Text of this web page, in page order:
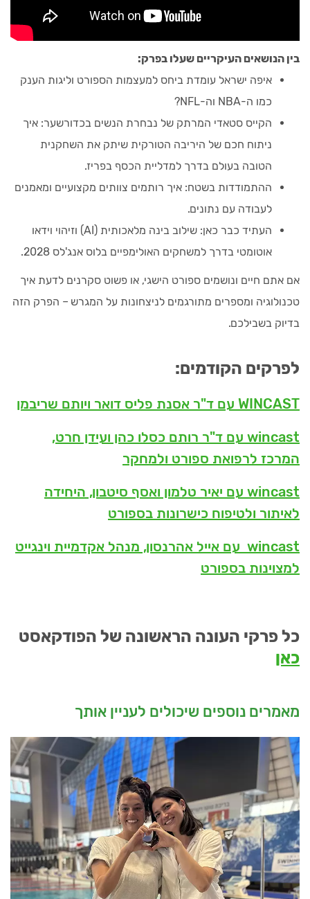
בין הנושאים העיקריים שעלו בפרק:
איפה ישראל עומדת ביחס למעצמות הספורט וליגות הענק
כמו ה-NBA וה-NFL?
הקייס סטאדי המרתק של נבחרת הנשים בכדורשער: איך
ניתוח חכם של היריבה הטורקית שיתק את השחקנית
הטובה בעולם בדרך למדליית הכסף בפריז.
ההתמודדות בשטח: איך רותמים צוותים מקצועיים ומאמנים
לעבודה עם נתונים.
העתיד כבר כאן: שילוב בינה מלאכותית (AI) וזיהוי וידאו
אוטומטי בדרך למשחקים האולימפיים בלוס אנג'לס 2028.
אם אתם חיים ונושמים ספורט הישגי, או פשוט סקרנים לדעת איך
טכנולוגיה ומספרים מתורגמים לניצחונות על המגרש – הפרק הזה
בדיוק בשבילכם.
לפרקים הקודמים:
WINCAST עם ד"ר אסנת פליס דואר ויותם שריבמן
wincast עם ד"ר רותם כסלו כהן ועידן חרט,
המרכז לרפואת ספורט ולמחקר
wincast עם יאיר טלמון ואסף סיטבון, היחידה
לאיתור ולטיפוח כישרונות בספורט
wincast עם אייל אהרנסון, מנהל אקדמיית וינגייט
למצוינות בספורט
כל פרקי העונה הראשונה של הפודקאסט
כאן
מאמרים נוספים שיכולים לעניין אותך